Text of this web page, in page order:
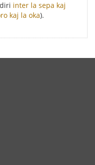
inter la sepa kaj
kaj la oka).